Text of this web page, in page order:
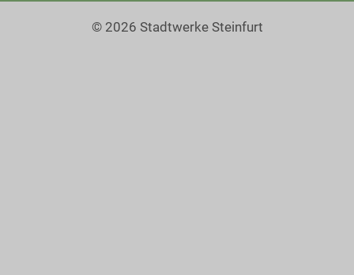
© 2026 Stadtwerke Steinfurt